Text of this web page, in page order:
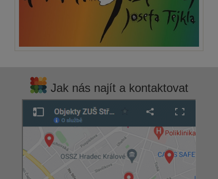
Jak nás najít a kontaktovat